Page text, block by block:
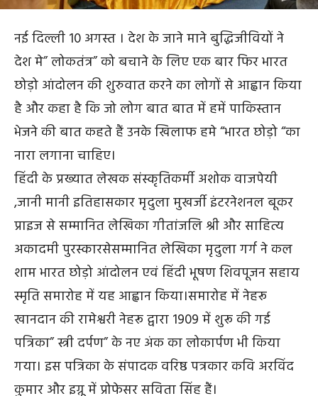
नई दिल्ली 10 अगस्त । देश के जाने माने बुद्धिजीवियों ने
देश मे” लोकतंत्र” को बचाने के लिए एक बार फिर भारत
छोड़ो आंदोलन की शुरुवात करने का लोगों से आह्वान किया
है और कहा है कि जो लोग बात बात में हमें पाकिस्तान
भेजने की बात कहते हैं उनके खिलाफ हमे “भारत छोड़ो “का
नारा लगाना चाहिए।
हिंदी के प्रख्यात लेखक संस्कृतिकर्मी अशोक वाजपेयी
,जानी मानी इतिहासकार मृदुला मुखर्जी इंटरनेशनल बूकर
प्राइज से सम्मानित लेखिका गीतांजलि श्री और साहित्य
अकादमी पुरस्कारसेसम्मानित लेखिका मृदुला गर्ग ने कल
शाम भारत छोड़ो आंदोलन एवं हिंदी भूषण शिवपूजन सहाय
स्मृति समारोह में यह आह्वान किया।समारोह में नेहरू
खानदान की रामेश्वरी नेहरू द्वारा 1909 में शुरू की गई
पत्रिका” स्त्री दर्पण” के नए अंक का लोकार्पण भी किया
गया। इस पत्रिका के संपादक वरिष्ठ पत्रकार कवि अरविंद
कुमार और इग्नू में प्रोफेसर सविता सिंह हैं।